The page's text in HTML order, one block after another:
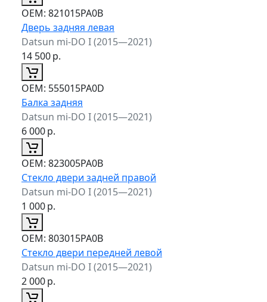
ОЕМ: 821015PA0B
Дверь задняя левая
Datsun mi-DO I (2015—2021)
14 500р.
ОЕМ: 555015PA0D
Балка задняя
Datsun mi-DO I (2015—2021)
6 000р.
ОЕМ: 823005PA0B
Стекло двери задней правой
Datsun mi-DO I (2015—2021)
1 000р.
ОЕМ: 803015PA0B
Стекло двери передней левой
Datsun mi-DO I (2015—2021)
2 000р.